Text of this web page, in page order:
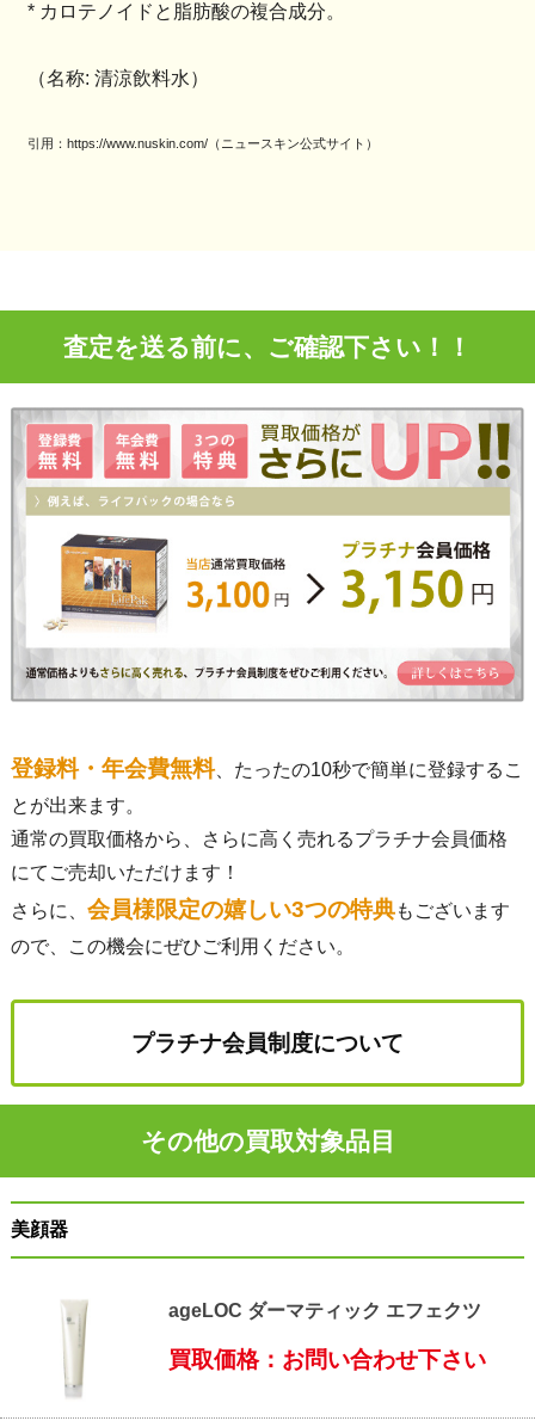
* カロテノイドと脂肪酸の複合成分。
（名称: 清涼飲料水）
引用：https://www.nuskin.com/（ニュースキン公式サイト）
査定を送る前に、ご確認下さい！！
登録料・年会費無料、たったの10秒で簡単に登録するこ
とが出来ます。
通常の買取価格から、さらに高く売れるプラチナ会員価格
にてご売却いただけます！
さらに、 会員様限定の嬉しい3つの特典もございます
ので、この機会にぜひご利用ください。
プラチナ会員制度について
その他の買取対象品目
美顔器
ageLOC ダーマティック エフェクツ
買取価格：お問い合わせ下さい